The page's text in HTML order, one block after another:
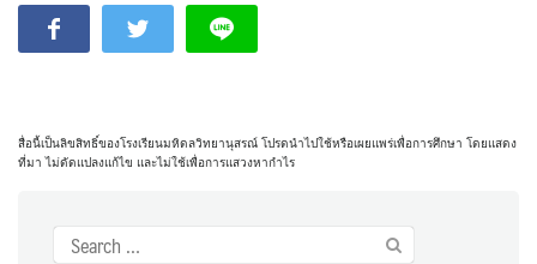
สื่อนี้เป็นลิขสิทธิ์ของโรงเรียนมหิดลวิทยานุสรณ์ โปรดนำไปใช้หรือเผยแพร่เพื่อการศึกษา โดยแสดง
ที่มา ไม่ดัดแปลงแก้ไข และไม่ใช้เพื่อการแสวงหากำไร
Search